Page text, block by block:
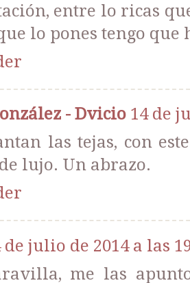
entre lo ricas
lo pones tengo que
- Dvicio 14 de
las tejas, con
lujo. Un abrazo.
de julio de 2014 a las
me las